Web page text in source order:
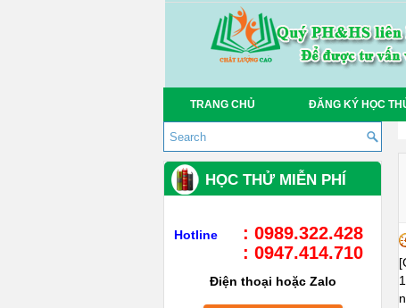
TRANG CHỦ ĐĂNG KÝ HỌC
HỌC THỬ MIỄN PHÍ
Hotline
: 0989.322.428
: 0947.414.710
Điện thoại hoặc Zalo